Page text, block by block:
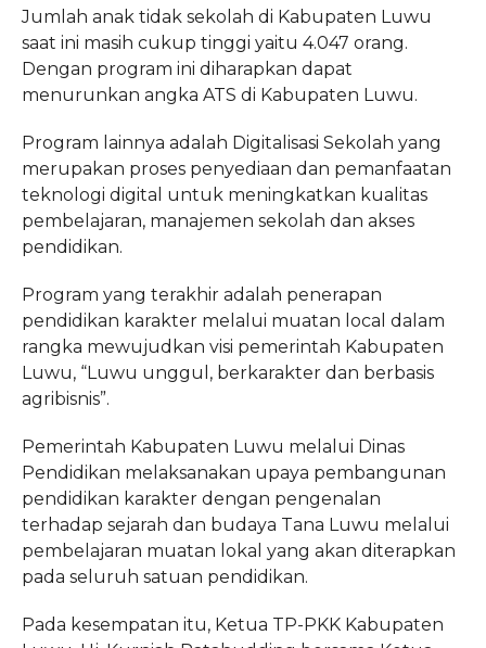
Jumlah anak tidak sekolah di Kabupaten Luwu
saat ini masih cukup tinggi yaitu 4.047 orang.
Dengan program ini diharapkan dapat
menurunkan angka ATS di Kabupaten Luwu.
Program lainnya adalah Digitalisasi Sekolah yang
merupakan proses penyediaan dan pemanfaatan
teknologi digital untuk meningkatkan kualitas
pembelajaran, manajemen sekolah dan akses
pendidikan.
Program yang terakhir adalah penerapan
pendidikan karakter melalui muatan local dalam
rangka mewujudkan visi pemerintah Kabupaten
Luwu, “Luwu unggul, berkarakter dan berbasis
agribisnis”.
Pemerintah Kabupaten Luwu melalui Dinas
Pendidikan melaksanakan upaya pembangunan
pendidikan karakter dengan pengenalan
terhadap sejarah dan budaya Tana Luwu melalui
pembelajaran muatan lokal yang akan diterapkan
pada seluruh satuan pendidikan.
Pada kesempatan itu, Ketua TP-PKK Kabupaten